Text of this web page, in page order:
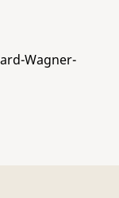
Wagner-